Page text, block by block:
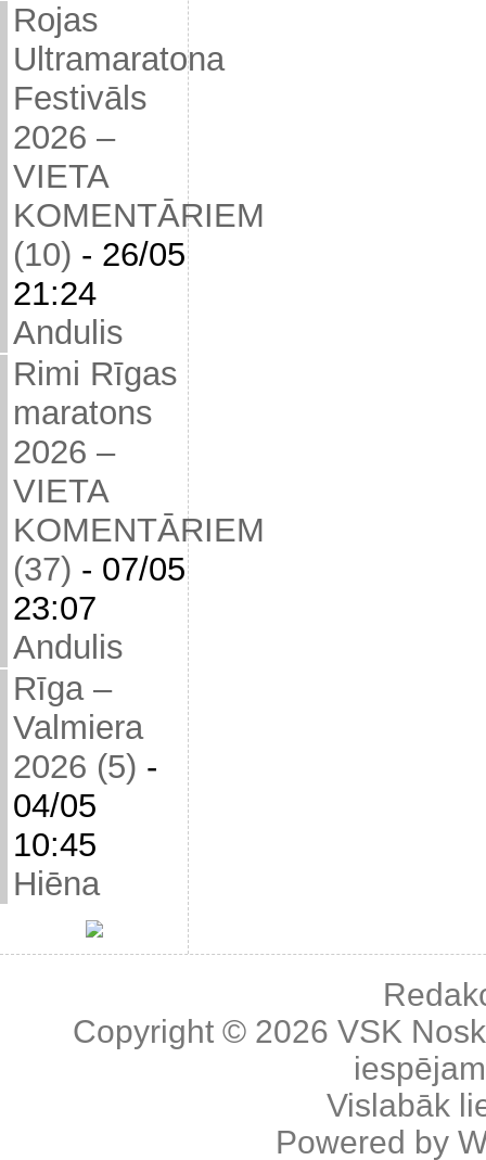
Rojas
Ultramaratona
Festivāls
2026 –
VIETA
KOMENTĀRIEM
(10) - 26/05
21:24
Andulis
Rimi Rīgas
maratons
2026 –
VIETA
KOMENTĀRIEM
(37) - 07/05
23:07
Andulis
Rīga –
Valmiera
2026 (5) -
04/05
10:45
Hiēna
Copyright © 2026 VSK
Vislabāk
Powered by